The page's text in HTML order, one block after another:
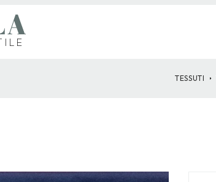
TESSUTI